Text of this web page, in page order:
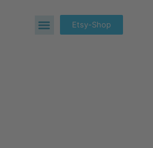
Etsy-Shop